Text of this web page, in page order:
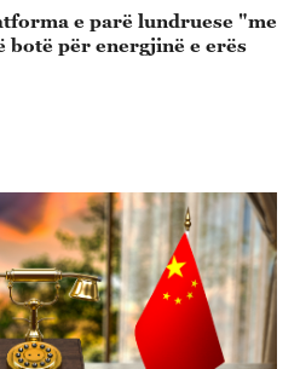
e parë lundruese "me
botë për energjinë e erës